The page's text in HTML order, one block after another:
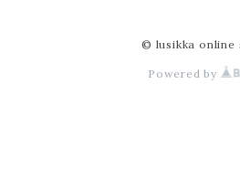
© lusikka online
Powered by